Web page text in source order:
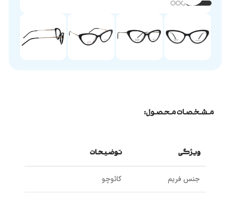
مشخصات محصول:
ویژگی توضیحات
جنس فریم کائوچو